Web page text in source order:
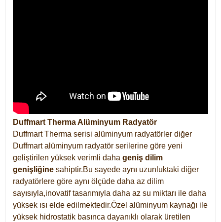
Duffmart Therma Alüminyum Radyatör
Duffmart Therma serisi alüminyum radyatörler diğer
Duffmart alüminyum radyatör serilerine göre yeni
geliştirilen yüksek verimli daha geniş dilim
genişliğine sahiptir.Bu sayede aynı uzunluktaki diğer
radyatörlere göre aynı ölçüde daha az dilim
sayısıyla,inovatif tasarımıyla daha az su miktarı ile daha
yüksek ısı elde edilmektedir.Özel alüminyum kaynağı ile
yüksek hidrostatik basınca dayanıklı olarak üretilen